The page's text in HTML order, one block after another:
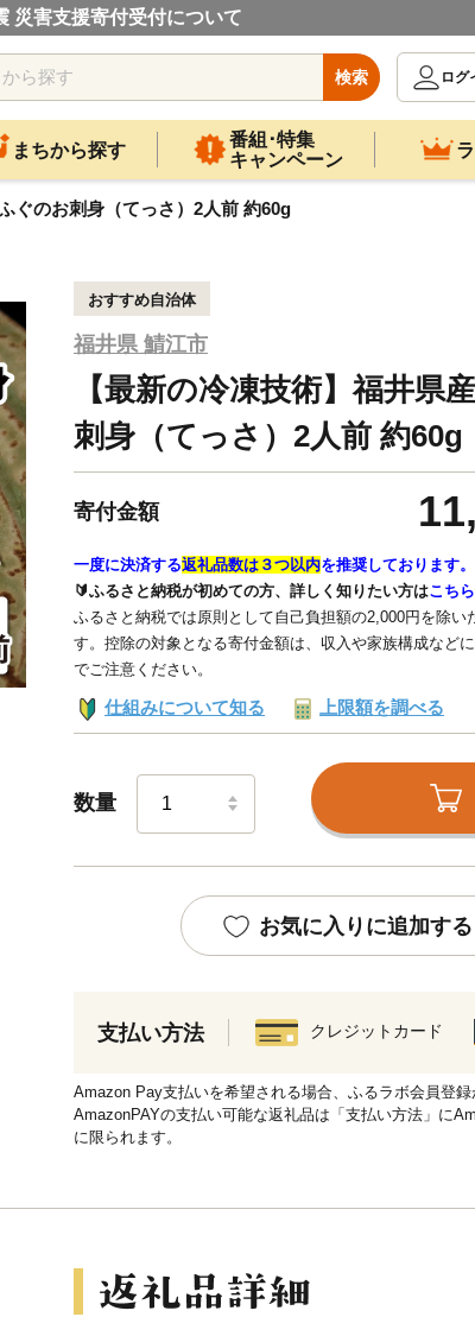
災害支援寄付受付について
検索
ログ
まちから探す
番組･特集
キャンペーン
ぐのお刺身（てっさ）2人前 約60g
おすすめ自治体
福井県 鯖江市
【最新の冷凍技術】福井県
刺身（てっさ）2人前 約60g
寄付金額
一度に決済する返礼品数は３つ以内を推奨しております。
🔰ふるさと納税が初めての方、詳しく知りたい方はこちら
ふるさと納税では原則として自己負担額の2,000円を除い
す。控除の対象となる寄付金額は、収入や家族構成など
でご注意ください。
仕組みについて知る 上限額を調べる
数量
お気に入りに追加する
支払い方法 クレジットカード
Amazon Pay支払いを希望される場合、ふるラボ会員登録
AmazonPAYの支払い可能な返礼品は「支払い方法」に
に限られます。